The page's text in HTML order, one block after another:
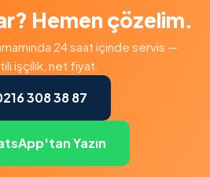
Hemen çözelim.
24 saat içinde servis —
işçilik, net fiyat.
308 38 87
Yazın